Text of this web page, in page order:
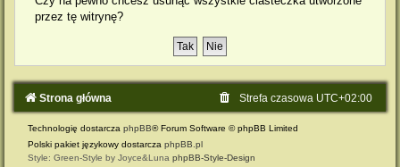
przez tę witrynę?
Strona główna Strefa czasowa UTC+02:00
Technologię dostarcza phpBB® Forum Software © phpBB Limited
Polski pakiet językowy dostarcza phpBB.pl
Style: Green-Style by Joyce&Luna phpBB-Style-Design